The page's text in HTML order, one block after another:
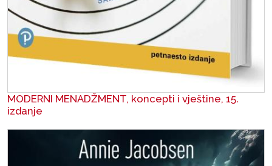
MODERNI MENADŽMENT, koncepti i vještine, 15.
izdanje